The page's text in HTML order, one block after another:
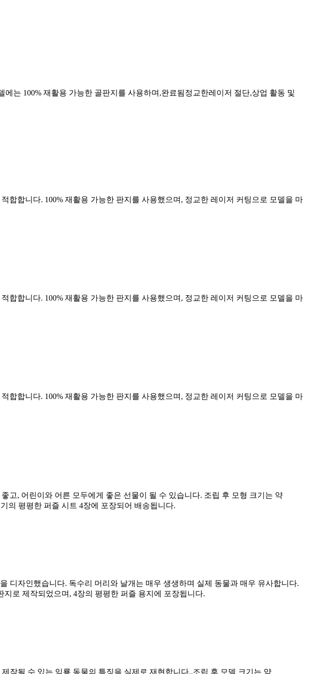
에는 100% 재활용 가능한 골판지를 사용하며,완료됨정교한레이저 절단,상업 활동 및
합합니다. 100% 재활용 가능한 판지를 사용했으며, 정교한 레이저 커팅으로 모델을 마
합합니다. 100% 재활용 가능한 판지를 사용했으며, 정교한 레이저 커팅으로 모델을 마
합합니다. 100% 재활용 가능한 판지를 사용했으며, 정교한 레이저 커팅으로 모델을 마
고, 어린이와 어른 모두에게 좋은 선물이 될 수 있습니다. 조립 후 모형 크기는 약
의 평평한 퍼즐 시트 4장에 포장되어 배송됩니다.
디자인했습니다. 독수리 머리와 날개는 매우 생생하며 실제 동물과 매우 유사합니다.
지로 제작되었으며, 4장의 평평한 퍼즐 용지에 포장됩니다.
작될 수 있는 익룡 동물의 특징을 실제로 재현합니다..조립 후 모델 크기는 약